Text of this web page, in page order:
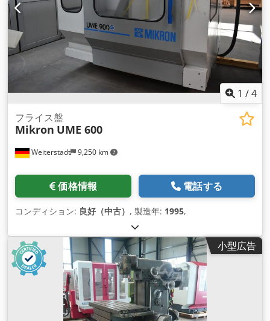
1 / 4
Weiterstadt 9,250 km
フライス盤
MikronUME 600
価格情報 電話する
コンディション: 良好（中古） , 製造年: 1995
小型広告